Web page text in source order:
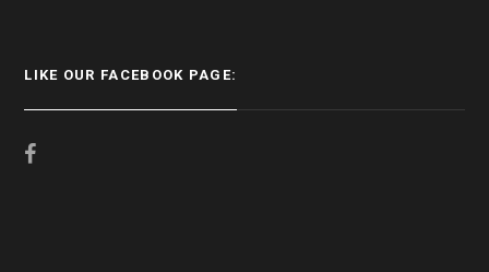
LIKE OUR FACEBOOK PAGE: